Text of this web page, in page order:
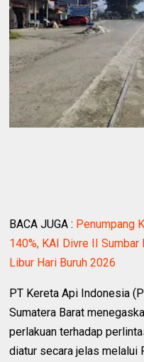
BACA JUGA : Penumpang
140%, KAI Divre II
Libur Hari Buruh 2026
PT Kereta Api Indonesia
Sumatera Barat
perlakuan terhadap
diatur secara jelas melalui